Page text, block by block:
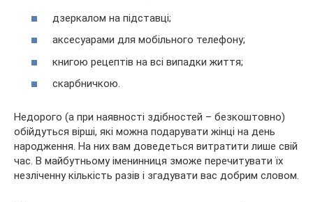
дзеркалом на підставці;
аксесуарами для мобільного телефону;
книгою рецептів на всі випадки життя;
скарбничкою.
Недорого (а при наявності здібностей – безкоштовно)
обійдуться вірші, які можна подарувати жінці на день
народження. На них вам доведеться витратити лише свій
час. В майбутньому іменинниця зможе перечитувати їх
незліченну кількість разів і згадувати вас добрим словом.